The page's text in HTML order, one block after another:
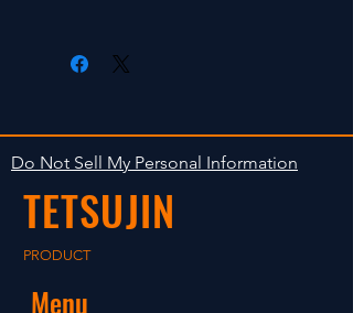
isn't accepted in goods.
します。海外への出荷は入金確認
The occasion with the stock is
shipped in 2-5 days. Shipment to
foreign countries will be shipment
after payment confirmation.
Do Not Sell My Personal Information
TETSUJIN
PRODUCT
Menu